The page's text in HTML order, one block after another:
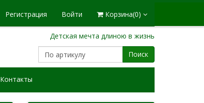
Детская мечта длиною в жизнь
Регистрация Войти Корзина(0)
Поиск
Контакты